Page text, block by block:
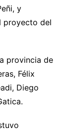
y
proyecto del
provincia de
Félix
Diego